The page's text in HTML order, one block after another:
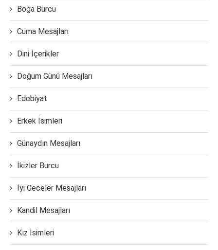
Boğa Burcu
Cuma Mesajları
Dini İçerikler
Doğum Günü Mesajları
Edebiyat
Erkek İsimleri
Günaydın Mesajları
İkizler Burcu
İyi Geceler Mesajları
Kandil Mesajları
Kız İsimleri